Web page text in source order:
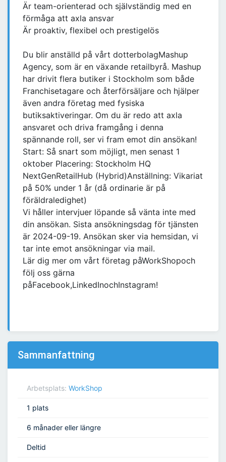
Är team-orienterad och självständig med en
förmåga att axla ansvar
Är proaktiv, flexibel och prestigelös
Du blir anställd på vårt dotterbolagMashup
Agency, som är en växande retailbyrå. Mashup
har drivit flera butiker i Stockholm som både
Franchisetagare och återförsäljare och hjälper
även andra företag med fysiska
butiksaktiveringar. Om du är redo att axla
ansvaret och driva framgång i denna
spännande roll, ser vi fram emot din ansökan!
Start: Så snart som möjligt, men senast 1
oktober Placering: Stockholm HQ
NextGenRetailHub (Hybrid)Anställning: Vikariat
på 50% under 1 år (då ordinarie är på
föräldraledighet)
Vi håller intervjuer löpande så vänta inte med
din ansökan. Sista ansökningsdag för tjänsten
är 2024-09-19. Ansökan sker via hemsidan, vi
tar inte emot ansökningar via mail.
Lär dig mer om vårt företag påWorkShopoch
följ oss gärna
påFacebook,LinkedInochInstagram!
Sammanfattning
Arbetsplats: WorkShop
1 plats
6 månader eller längre
Deltid